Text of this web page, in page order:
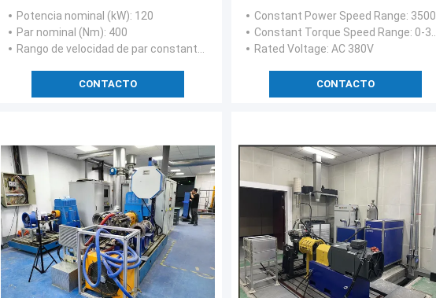
: El valor de las emisiones de CO2 es el siguiente:
forzado
Potencia nominal (kW): 120
Par nominal (Nm): 400
Rango de velocidad de par constante (rpm)
: 0-3000
CONTACTO
Constant Power Speed Range: 3500-12000 rpm
Constant Torque Speed Range: 0-3500 rpm
Rated Voltage: AC 380V
CONTACTO